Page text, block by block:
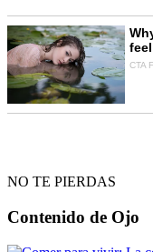
NO TE PIERDAS
Contenido de Ojo